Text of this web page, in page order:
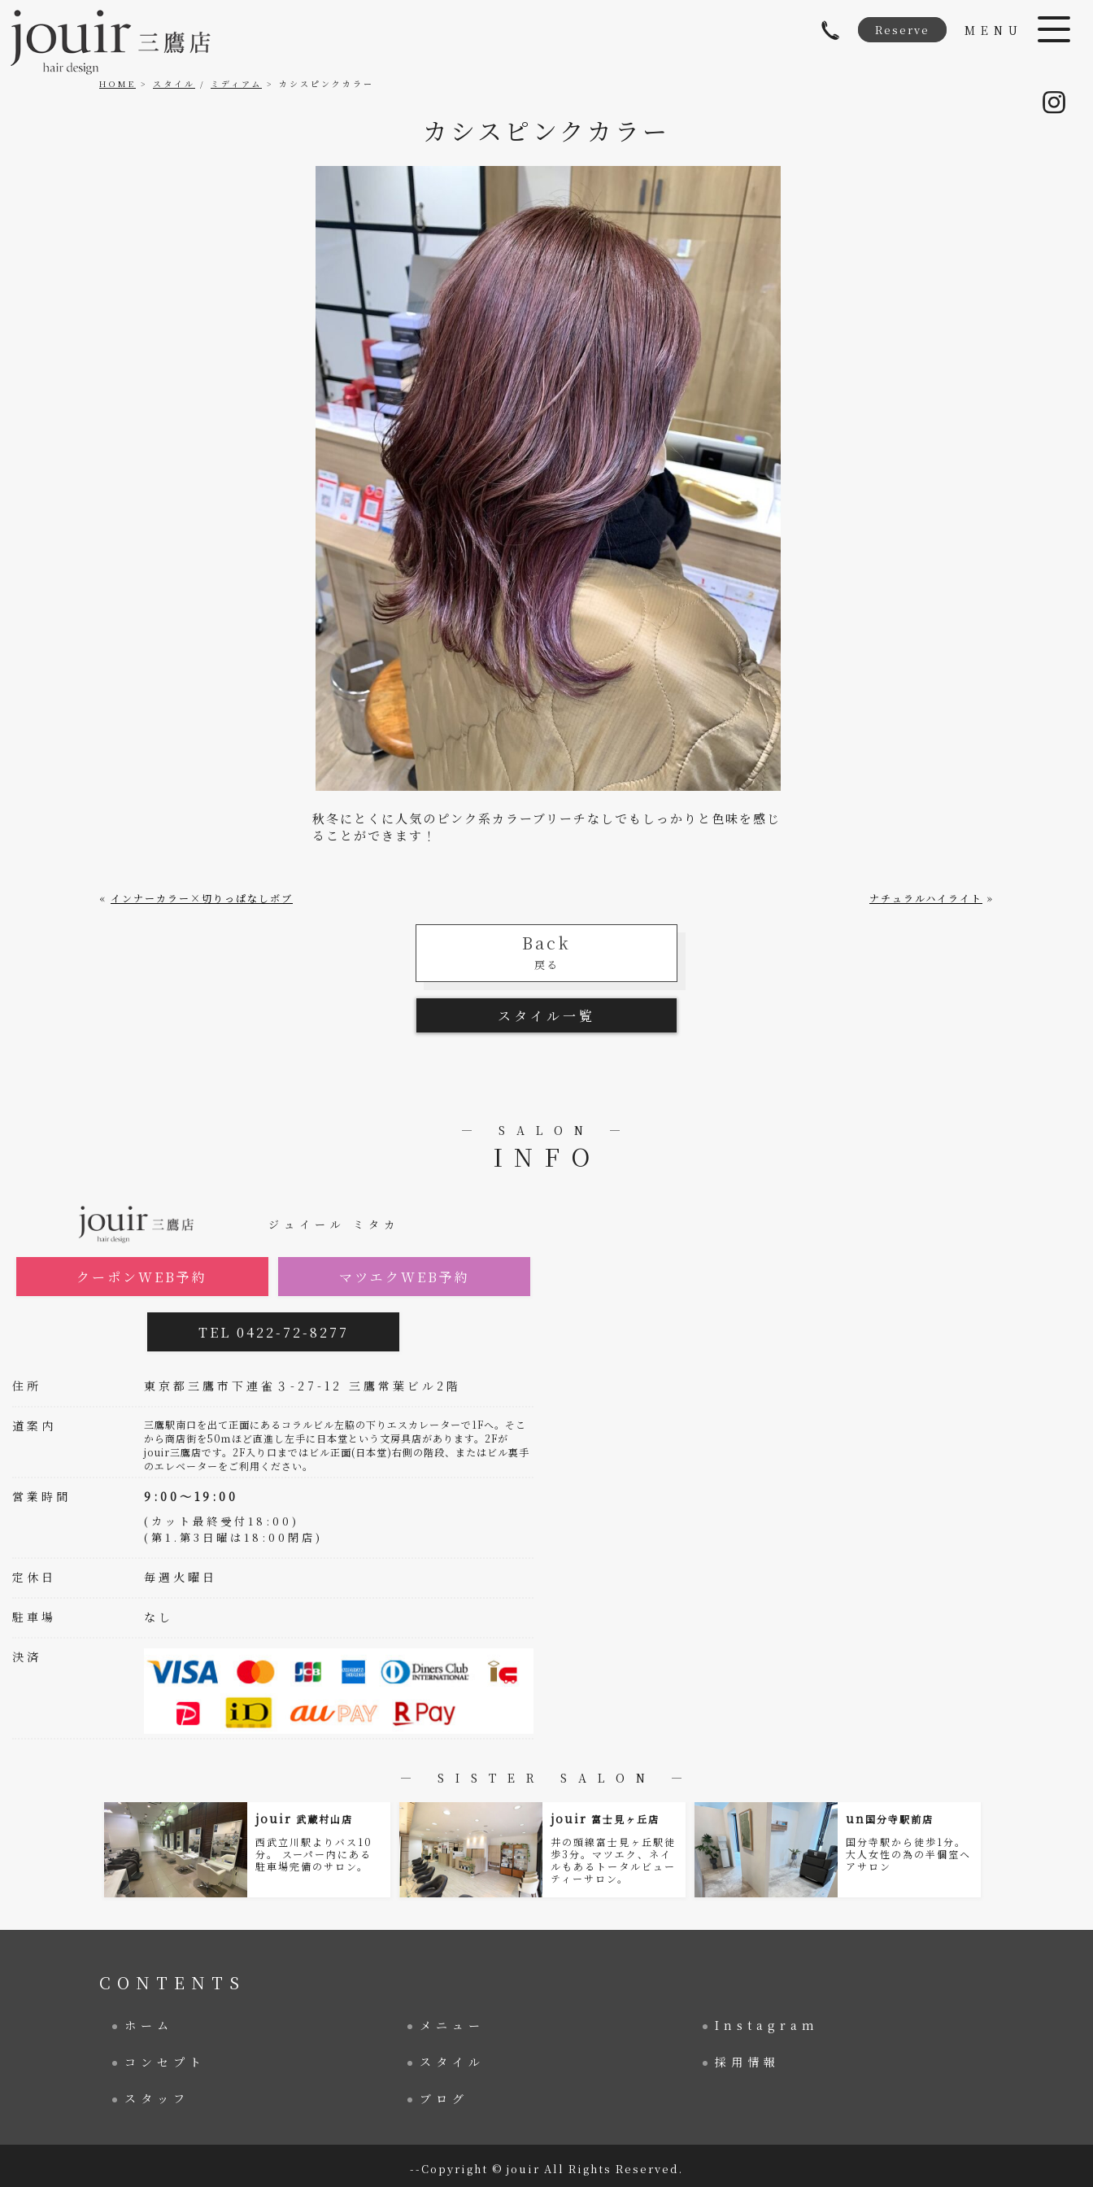
MENU
Reserve
HOME スタイル / ミディアム カシスピンクカラー
カシスピンクカラー
秋冬にとくに人気のピンク系カラーブリーチなしでもしっかりと色味を感じ
ることができます！
« インナーカラー×切りっぱなしボブ ナチュラルハイライト »
Back
戻る
スタイル一覧
― SALON ―
INFO
ジュイール ミタカ
クーポンWEB予約 マツエクWEB予約
TEL 0422-72-8277
住所 東京都三鷹市下連雀３-27-12 三鷹常葉ビル2階
道案内
三鷹駅南口を出て正面にあるコラルビル左脇の下りエスカレーターで1Fへ。そこ
から商店街を50ｍほど直進し左手に日本堂という文房具店があります。2Fが
jouir三鷹店です。2F入り口まではビル正面(日本堂)右側の階段、またはビル裏手
のエレベーターをご利用ください。
営業時間 9:00～19:00
(カット最終受付18:00)
(第1.第3日曜は18:00閉店)
定休日 毎週火曜日
駐車場 なし
決済
― SISTER SALON ―
jouir 武蔵村山店
西武立川駅よりバス10
分。 スーパー内にある
駐車場完備のサロン。
jouir 富士見ヶ丘店
井の頭線富士見ヶ丘駅徒
歩3分。マツエク、ネイ
ルもあるトータルビュー
ティーサロン。
un国分寺駅前店
国分寺駅から徒歩1分。
大人女性の為の半個室ヘ
アサロン
CONTENTS
ホーム
コンセプト
スタッフ
メニュー
スタイル
ブログ
Instagram
採用情報
--Copyright © jouir All Rights Reserved.